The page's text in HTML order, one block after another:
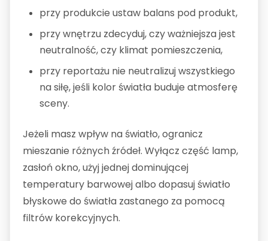
przy produkcie ustaw balans pod produkt,
przy wnętrzu zdecyduj, czy ważniejsza jest
neutralność, czy klimat pomieszczenia,
przy reportażu nie neutralizuj wszystkiego
na siłę, jeśli kolor światła buduje atmosferę
sceny.
Jeżeli masz wpływ na światło, ogranicz
mieszanie różnych źródeł. Wyłącz część lamp,
zasłoń okno, użyj jednej dominującej
temperatury barwowej albo dopasuj światło
błyskowe do światła zastanego za pomocą
filtrów korekcyjnych.